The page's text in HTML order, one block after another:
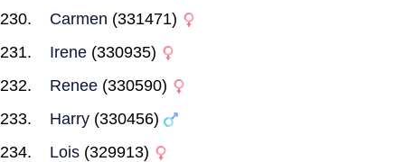
Carmen (331471)
Irene (330935)
Renee (330590)
Harry (330456)
Lois (329913)